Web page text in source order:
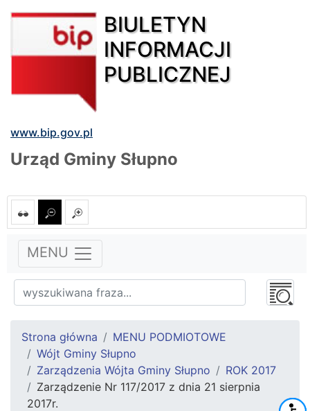
BIULETYN
INFORMACJI
PUBLICZNEJ
www.bip.gov.pl
Urząd Gminy Słupno
MENU
Strona główna
MENU PODMIOTOWE
Wójt Gminy Słupno
Zarządzenia Wójta Gminy Słupno
ROK 2017
Zarządzenie Nr 117/2017 z dnia 21 sierpnia
2017r.